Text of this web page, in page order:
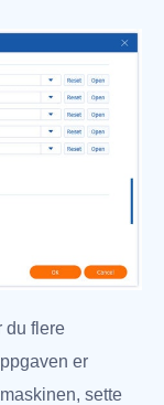
du flere
er
sette